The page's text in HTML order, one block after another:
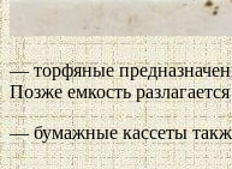
— торфяные
Позже емкость
— бумажные кассеты